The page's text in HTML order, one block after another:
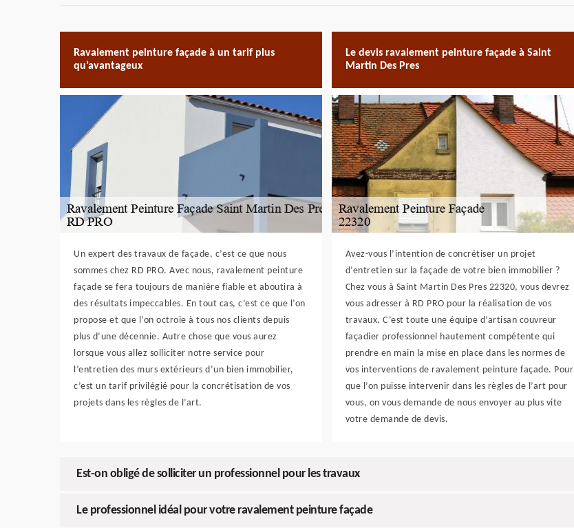
Ravalement peinture façade à un tarif plus
qu’avantageux
Un expert des travaux de façade, c’est ce que nous
sommes chez RD PRO. Avec nous, ravalement peinture
façade se fera toujours de manière fiable et aboutira à
des résultats impeccables. En tout cas, c’est ce que l’on
propose et que l’on octroie à tous nos clients depuis
plus d’une décennie. Autre chose que vous aurez
lorsque vous allez solliciter notre service pour
l’entretien des murs extérieurs d’un bien immobilier,
c’est un tarif privilégié pour la concrétisation de vos
projets dans les règles de l’art.
Le devis ravalement peinture façade à Saint
Martin Des Pres
Avez-vous l’intention de concrétiser un projet
d’entretien sur la façade de votre bien immobilier ?
Chez vous à Saint Martin Des Pres 22320, vous devrez
vous adresser à RD PRO pour la réalisation de vos
travaux. C’est toute une équipe d’artisan couvreur
façadier professionnel hautement compétente qui
prendre en main la mise en place dans les normes de
vos interventions de ravalement peinture façade. Pour
que l’on puisse intervenir dans les règles de l’art pour
vous, on vous demande de nous envoyer au plus vite
votre demande de devis.
Est-on obligé de solliciter un professionnel pour les travaux
Le professionnel idéal pour votre ravalement peinture façade